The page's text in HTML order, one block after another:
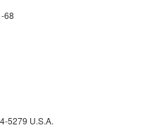
68
5279 U.S.A.